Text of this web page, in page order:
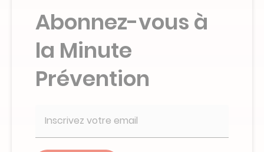
Abonnez-vous à
la Minute
Prévention